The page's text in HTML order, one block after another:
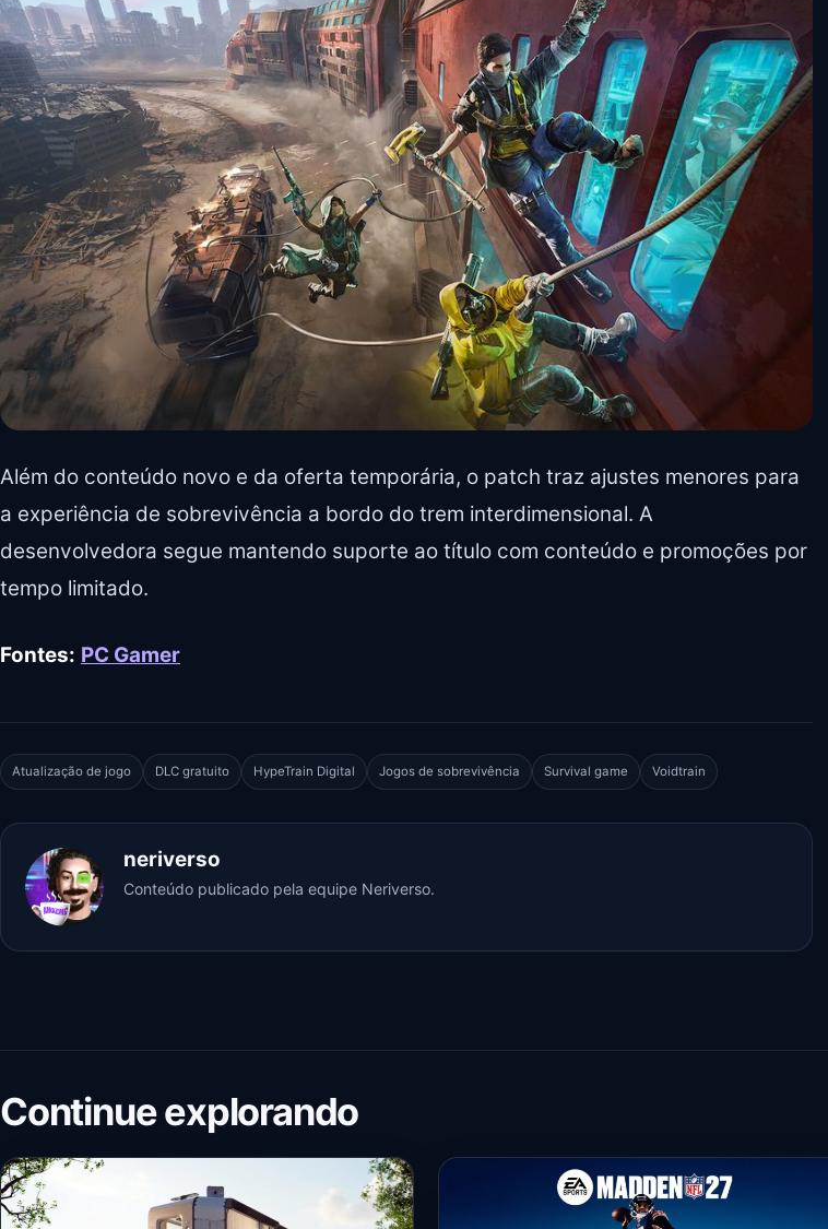
Além do conteúdo novo e da oferta temporária, o patch traz ajustes menores para
a experiência de sobrevivência a bordo do trem interdimensional. A
desenvolvedora segue mantendo suporte ao título com conteúdo e promoções por
tempo limitado.
Fontes: PC Gamer
Atualização de jogo DLC gratuito HypeTrain Digital Jogos de sobrevivência Survival game Voidtrain
neriverso
Conteúdo publicado pela equipe Neriverso.
Continue explorando